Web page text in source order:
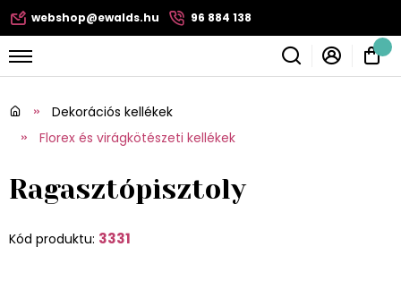
webshop@ewalds.hu 96 884 138
Dekorációs kellékek
Florex és virágkötészeti kellékek
Ragasztópisztoly
Kód produktu: 3331